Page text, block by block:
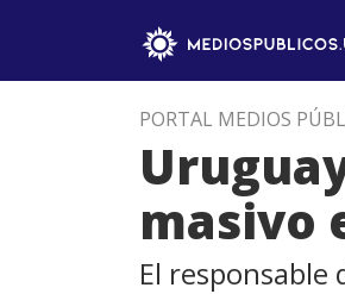
PORTAL MEDIOS
masivo
El responsable